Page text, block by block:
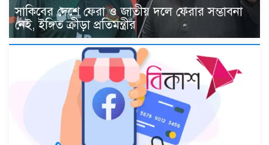
সাকিবের দেশে ফেরা ও জাতীয় দলে ফেরার সম্ভাবনা
নেই, ইঙ্গিত ক্রীড়া প্রতিমন্ত্রীর